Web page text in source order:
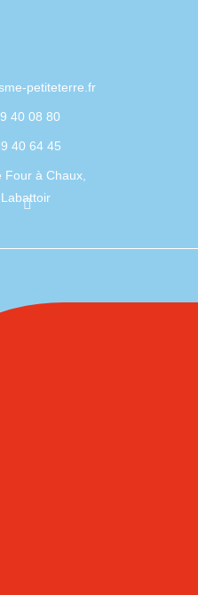
petiteterre.fr
40 08 80
40 64 45
Four à Chaux,